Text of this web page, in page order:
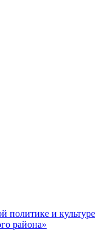
политике и культуре
района»